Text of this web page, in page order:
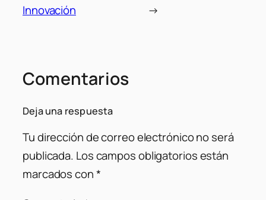
Innovación
→
Comentarios
Deja una respuesta
Tu dirección de correo electrónico no será
publicada. Los campos obligatorios están
marcados con*